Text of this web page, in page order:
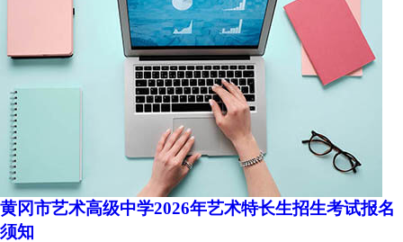
黄冈市艺术高级中学2026年艺术特长生招生考试报名
须知